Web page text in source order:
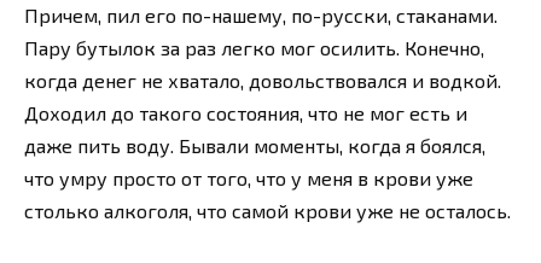
Причем, пил его по-нашему, по-русски, стаканами.
Пару бутылок за раз легко мог осилить. Конечно,
когда денег не хватало, довольствовался и водкой.
Доходил до такого состояния, что не мог есть и
даже пить воду. Бывали моменты, когда я боялся,
что умру просто от того, что у меня в крови уже
столько алкоголя, что самой крови уже не осталось.